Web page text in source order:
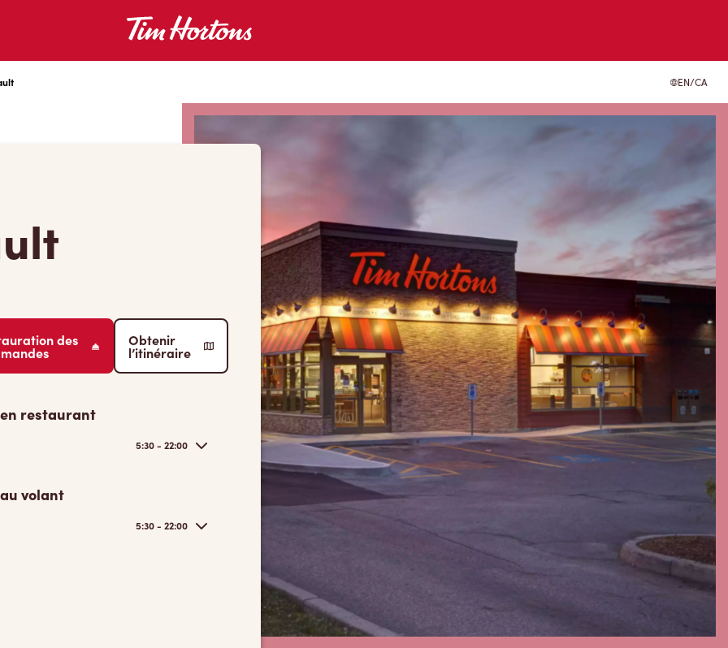
EN/CA
des Obtenir
l’itinéraire
restaurant
5:30 - 22:00
volant
5:30 - 22:00